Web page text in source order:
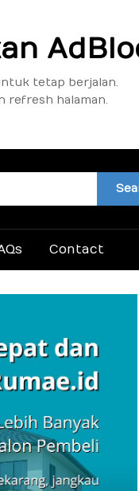
tetap berjalan.
refresh halaman.
Contact